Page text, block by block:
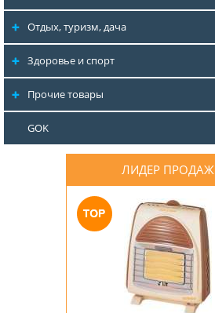
Отдых, туризм, дача
Здоровье и спорт
Прочие товары
GOK
ЛИДЕР ПРОДАЖ